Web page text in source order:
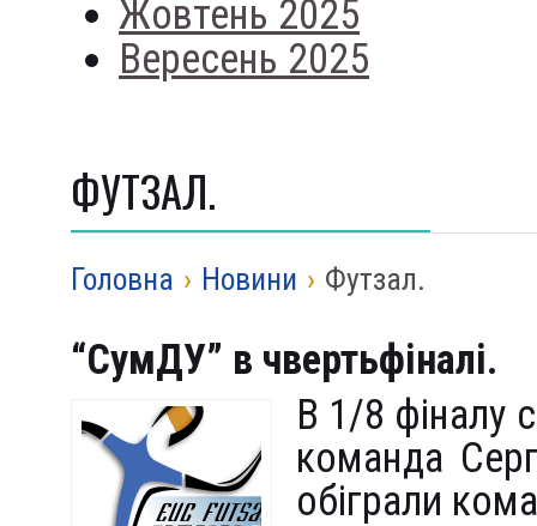
Жовтень 2025
Вересень 2025
ФУТЗАЛ.
Головна › Новини › Футзал.
“СумДУ” в чвертьфіналі.
В 1/8 фіналу
команда
обіграли